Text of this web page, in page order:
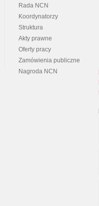
Rada NCN
Koordynatorzy
Struktura
Akty prawne
Oferty pracy
Zamówienia publiczne
Nagroda NCN